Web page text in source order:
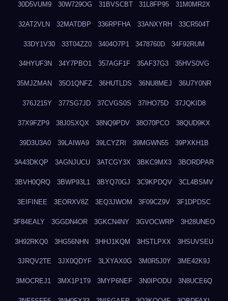
30D5VUM9 30W729OG 31BVSCBT 31L8FP95 31M0MR2X
32AT2VLN 32MATDBP 336RPFHA 33ANXYRH 33CR504T
33DY1V30 33T04ZZ0 3404O7P1 3478760D 34F92RUM
34HYUF3N 34Y7PBO1 357AGF1F 35AF37G3 35HVS0VG
35MJZMAN 35O1QNFZ 36HUTLDS 36NU8MEJ 36U7Y0NR
376J215Y 377SG7JD 37CVGS0S 37IHO75D 37JQKID8
37X9FZP9 38J0SXQX 38NQ9PDV 38O70PCO 38QUD9KX
39D3U3A0 39LAIWA9 39LCYZRI 39MGWN55 39PXKH1B
3A43DKQP 3AGNJUCU 3ATCGY3X 3BKC9MX3 3BORDPAR
3BVH0QRQ 3BWP93L1 3BYQ70GJ 3C9KPDQV 3CL4BSMV
3EIFINEE 3EORXV8Z 3EQ3JWOM 3F09CZ9V 3F1DPDSC
3F84EALY 3GGDN4OR 3GKCN4NY 3GVOCWRP 3H28UNEO
3H92RKQ0 3HG56NHN 3HHJ1KQM 3HSTLPXX 3HSUVSEU
3JRQV2TE 3JX0QDYF 3LXYAX0G 3M0R5J0Y 3ME42K9J
3MOCREJ1 3MX1P1T9 3MYP6NEF 3N0IPODU 3N8UCE6Q